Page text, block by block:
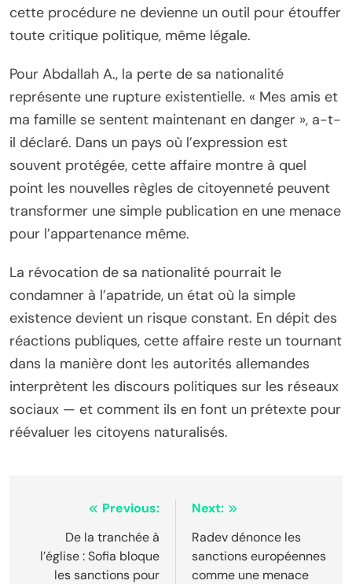
cette procédure ne devienne un outil pour étouffer
toute critique politique, même légale.
Pour Abdallah A., la perte de sa nationalité
représente une rupture existentielle. « Mes amis et
ma famille se sentent maintenant en danger », a-t-
il déclaré. Dans un pays où l’expression est
souvent protégée, cette affaire montre à quel
point les nouvelles règles de citoyenneté peuvent
transformer une simple publication en une menace
pour l’appartenance même.
La révocation de sa nationalité pourrait le
condamner à l’apatride, un état où la simple
existence devient un risque constant. En dépit des
réactions publiques, cette affaire reste un tournant
dans la manière dont les autorités allemandes
interprètent les discours politiques sur les réseaux
sociaux — et comment ils en font un prétexte pour
réévaluer les citoyens naturalisés.
Navigation
l’article
Previous:
De la tranchée à
l’église : Sofia bloque
les sanctions pour
Next:
Radev dénonce les
sanctions européennes
comme une menace